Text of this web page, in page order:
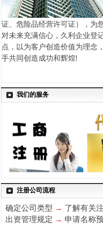
证、危险品经营许可证），为
对未来充满信心，久利企业登
点，以为客户创造价值为理念
手共同创造成功和辉煌!
我们的服务
注册公司流程
确定公司类型 → 了解有关
出资管理规定 → 申请名称